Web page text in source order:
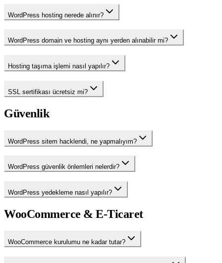
WordPress hosting nerede alınır?
WordPress domain ve hosting aynı yerden alınabilir mi?
Hosting taşıma işlemi nasıl yapılır?
SSL sertifikası ücretsiz mi?
Güvenlik
WordPress sitem hacklendi, ne yapmalıyım?
WordPress güvenlik önlemleri nelerdir?
WordPress yedekleme nasıl yapılır?
WooCommerce & E-Ticaret
WooCommerce kurulumu ne kadar tutar?